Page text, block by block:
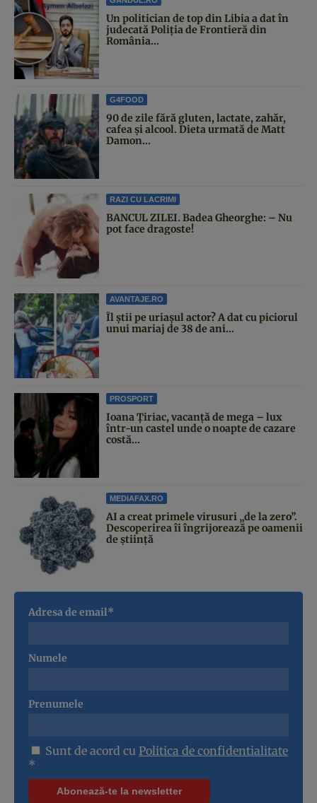
Un politician de top din Libia a dat în
judecată Poliția de Frontieră din
România...
G4FOOD
90 de zile fără gluten, lactate, zahăr,
cafea și alcool. Dieta urmată de Matt
Damon...
RAZI CU LACRIMI
BANCUL ZILEI. Badea Gheorghe: – Nu
pot face dragoste!
AVANTAJE.RO
Îl știi pe uriașul actor? A dat cu piciorul
unui mariaj de 38 de ani...
PROSPORT
Ioana Țiriac, vacanță de mega – lux
într-un castel unde o noapte de cazare
costă...
MEDIAFAX.RO
AI a creat primele virusuri „de la zero”.
Descoperirea îi îngrijorează pe oamenii
de știință
Adresa de email*
Numele
Prenumele
Sunt de acord cu Politica de confidentialitate
*